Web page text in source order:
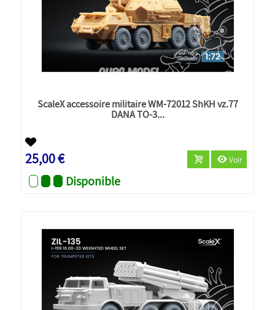
ScaleX accessoire militaire WM-72012 ShKH vz.77
DANA TO-3...
25,00 € Voir
Disponible